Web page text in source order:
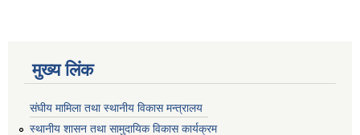
मुख्य लिंक
संघीय मामिला तथा स्थानीय विकास मन्त्रालय
स्थानीय शासन तथा सामुदायिक विकास कार्यक्रम